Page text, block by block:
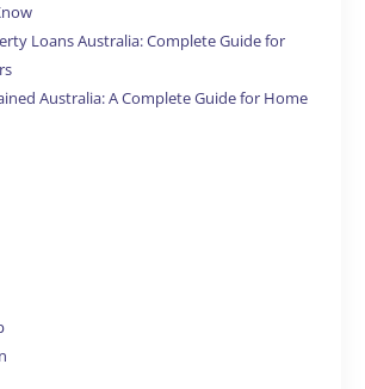
Loans Australia: Complete Guide for
Australia: A Complete Guide for Home